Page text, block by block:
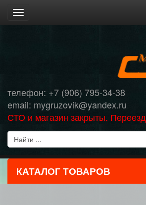
Toggle
navigation
телефон: +7 (906) 795-34-38
email: mygruzovik@yandex.ru
СТО и магазин закрыты. Переезд
КАТАЛОГ ТОВАРОВ